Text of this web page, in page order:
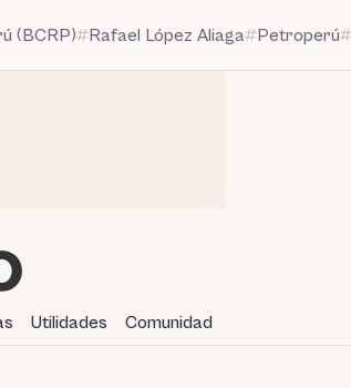
(BCRP) Rafael López Aliaga Petroperú
Utilidades Comunidad